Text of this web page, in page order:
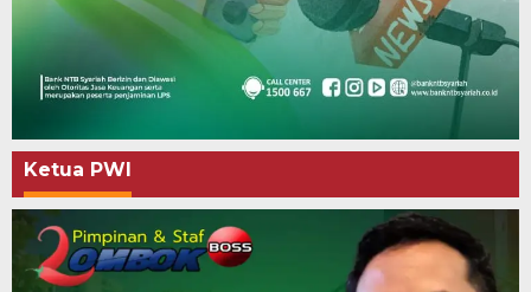
Ketua PWI